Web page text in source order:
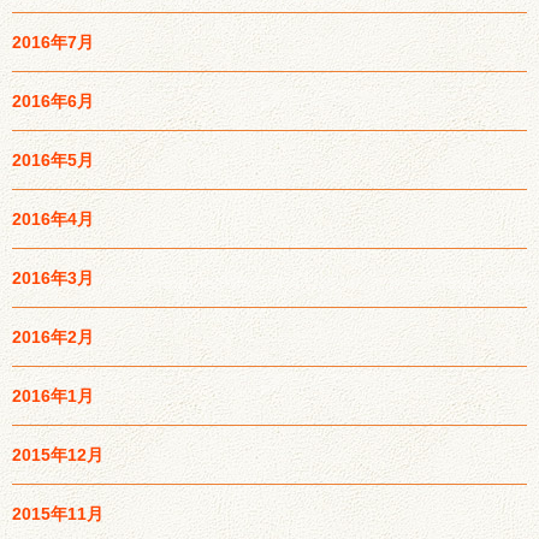
2016年7月
2016年6月
2016年5月
2016年4月
2016年3月
2016年2月
2016年1月
2015年12月
2015年11月